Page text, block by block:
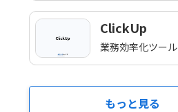
ClickUp
業務効率化ツール
もっと見る